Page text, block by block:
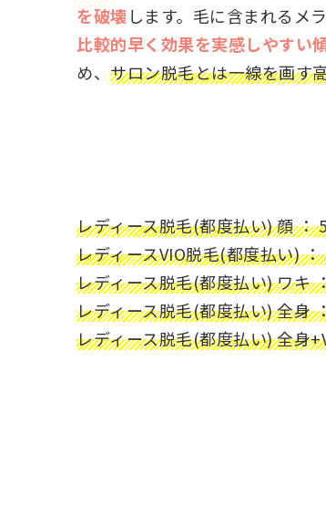
を破壊します。毛に含まれるメ
比較的早く効果を実感しやすい
め、 サロン脱毛とは一線を画す
レディース脱毛(都度払い) 顔 ：
レディースVIO脱毛(都度払い)
レディース脱毛(都度払い) ワキ
レディース脱毛(都度払い) 全身
レディース脱毛(都度払い) 全身